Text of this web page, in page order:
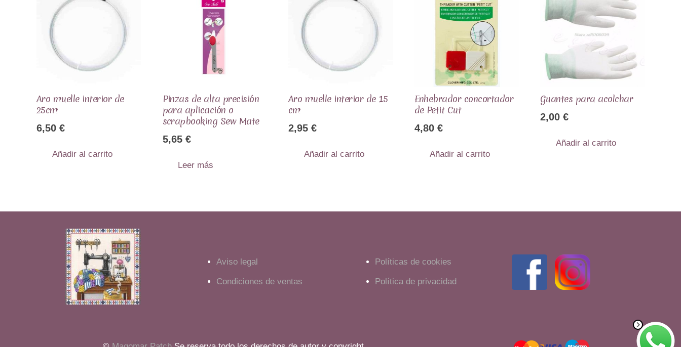
Aro muelle interior de
25cm
6,50 €
Añadir al carrito
Pinzas de alta precisión
para aplicación o
scrapbooking Sew Mate
5,65 €
Leer más
Aro muelle interior de 15
cm
2,95 €
Añadir al carrito
Enhebrador concortador
de Petit Cut
4,80 €
Añadir al carrito
Guantes para acolchar
2,00 €
Añadir al carrito
Aviso legal
Condiciones de ventas
Políticas de cookies
Política de privacidad